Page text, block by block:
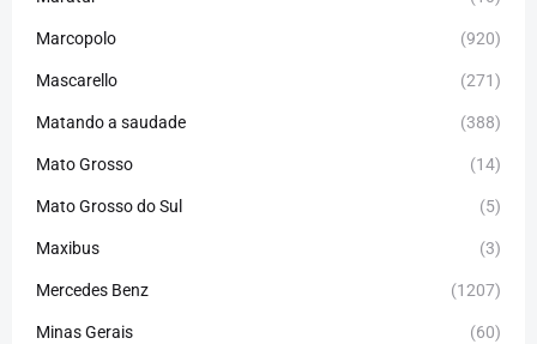
Marcopolo (920)
Mascarello (271)
Matando a saudade (388)
Mato Grosso (14)
Mato Grosso do Sul (5)
Maxibus (3)
Mercedes Benz (1207)
Minas Gerais (60)